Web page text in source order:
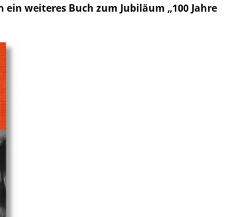
weiteres Buch zum Jubiläum „100 Jahre